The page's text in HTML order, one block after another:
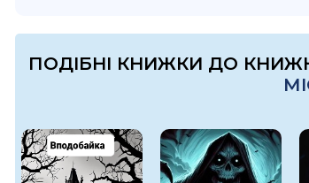
ПОДІБНІ КНИЖКИ ДО